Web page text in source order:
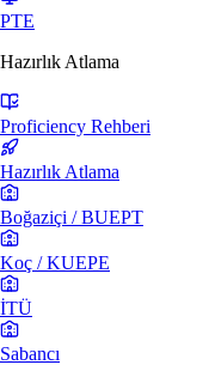
PTE
Hazırlık Atlama
Proficiency Rehberi
Hazırlık Atlama
Boğaziçi / BUEPT
Koç / KUEPE
İTÜ
Sabancı